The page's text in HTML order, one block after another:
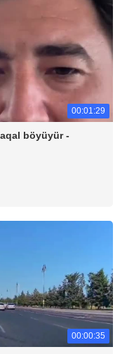
00:01:29
böyüyür -
00:00:35